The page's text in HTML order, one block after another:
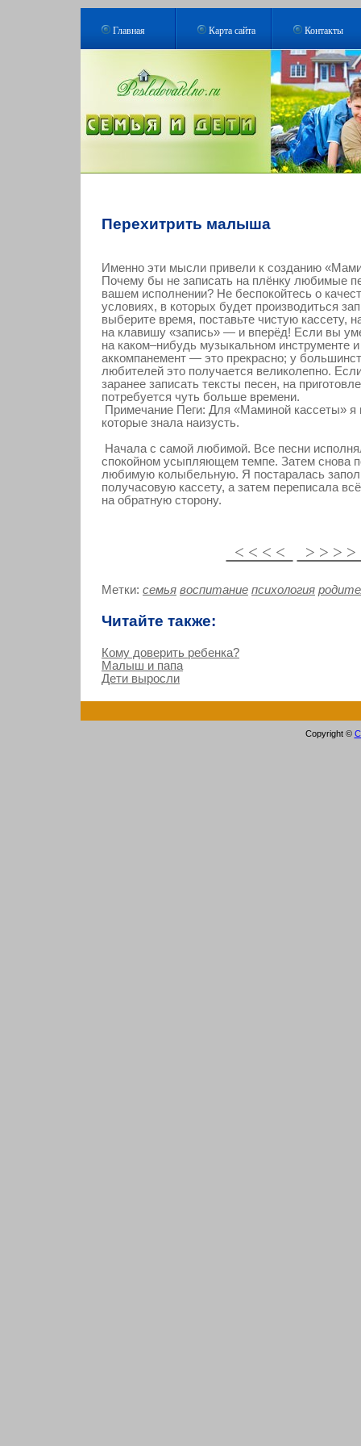
Главная Карта сайта Контакты
Перехитрить малыша
Именно эти мысли привели к созданию
Почему бы не записать на плёнку любимые
вашем исполнении? Не беспокойтесь о
условиях, в которых будет производиться
выберите время, поставьте чистую кассету,
на клавишу «запись» — и вперёд! Если вы
на каком–нибудь музыкальном инструменте и
аккомпанемент — это прекрасно; у
любителей это получается великолепно.
заранее записать тексты песен, на
потребуется чуть больше времени.
Примечание Пеги: Для «Маминой кассеты» я
которые знала наизусть.
Начала с самой любимой. Все песни
спокойном усыпляющем темпе. Затем снова
любимую колыбельную. Я постаралась
получасовую кассету, а затем переписала
на обратную сторону.
< < < < > > >
Метки: семья воспитание психология
Читайте также:
Кому доверить ребенка?
Малыш и папа
Дети выросли
Copyright ©